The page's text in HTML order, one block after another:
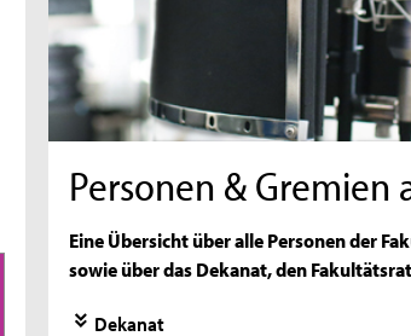
Personen & Gremien
Eine Übersicht über alle Personen der
sowie über das Dekanat, den
Dekanat